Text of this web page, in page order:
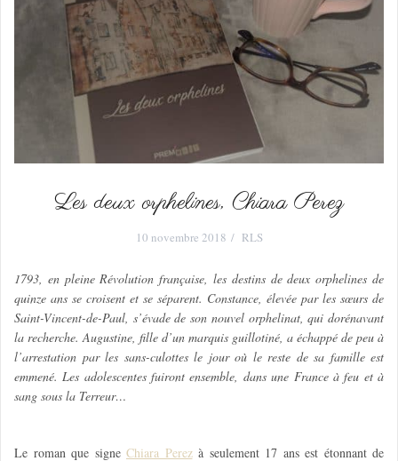
Les deux orphelines, Chiara Perez
10 novembre 2018 RLS
1793, en pleine Révolution française, les destins de deux orphelines de
quinze ans se croisent et se séparent. Constance, élevée par les sœurs de
Saint-Vincent-de-Paul, s’évade de son nouvel orphelinat, qui dorénavant
la recherche. Augustine, fille d’un marquis guillotiné, a échappé de peu à
l’arrestation par les sans-culottes le jour où le reste de sa famille est
emmené. Les adolescentes fuiront ensemble, dans une France à feu et à
sang sous la Terreur…
Le roman que signe Chiara Perezà seulement 17 ans est étonnant de